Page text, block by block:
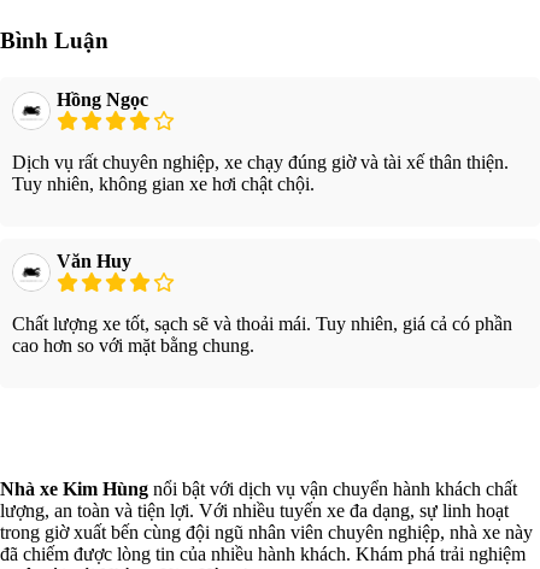
Bình Luận
Hồng Ngọc
Dịch vụ rất chuyên nghiệp, xe chạy đúng giờ và tài xế thân thiện.
Tuy nhiên, không gian xe hơi chật chội.
Văn Huy
Chất lượng xe tốt, sạch sẽ và thoải mái. Tuy nhiên, giá cả có phần
cao hơn so với mặt bằng chung.
Nhà xe Kim Hùng nổi bật với dịch vụ vận chuyển hành khách chất
lượng, an toàn và tiện lợi. Với nhiều tuyến xe đa dạng, sự linh hoạt
trong giờ xuất bến cùng đội ngũ nhân viên chuyên nghiệp, nhà xe này
đã chiếm được lòng tin của nhiều hành khách. Khám phá trải nghiệm